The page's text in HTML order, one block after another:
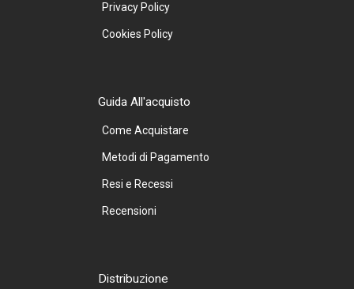
Privacy Policy
Cookies Policy
Guida All'acquisto
Come Acquistare
Metodi di Pagamento
Resi e Recessi
Recensioni
Distribuzione